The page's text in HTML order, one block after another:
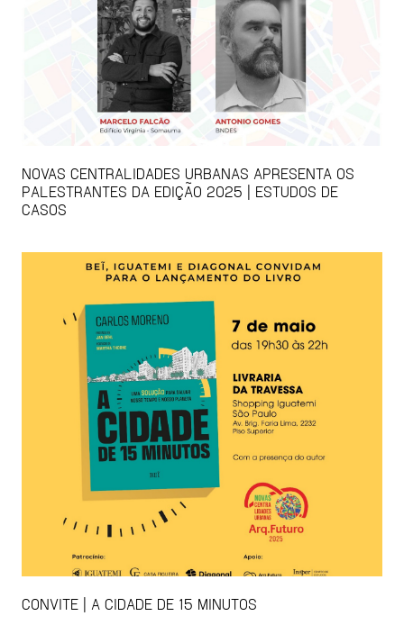
NOVAS CENTRALIDADES URBANAS APRESENTA OS
PALESTRANTES DA EDIÇÃO 2025 | ESTUDOS DE
CASOS
CONVITE | A CIDADE DE 15 MINUTOS